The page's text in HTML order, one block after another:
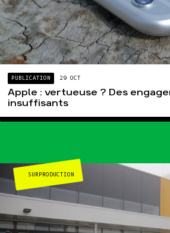
PUBLICATION 29 OCT
Apple : vertueuse ? Des
insuffisants
SURPRODUCTION